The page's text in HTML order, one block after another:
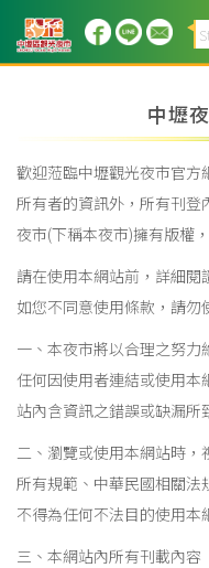
中壢
歡迎蒞臨中壢觀光夜市官方
所有者的資訊外，所有刊登
夜市(下稱本夜市)擁有版權
請在使用本網站前，詳細閱
如您不同意使用條款，請勿
一、本夜市將以合理之努
任何因使用者連結或使用
站內含資訊之錯誤或缺漏所
二、瀏覽或使用本網站時
所有規範、中華民國相關
不得為任何不法目的使用本
三、本網站內所有刊載內